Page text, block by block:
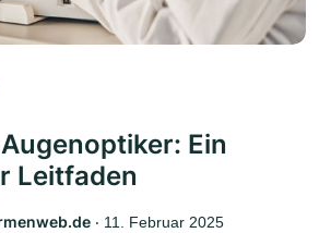
Ein
Leitfaden
‧ 11. Februar 2025